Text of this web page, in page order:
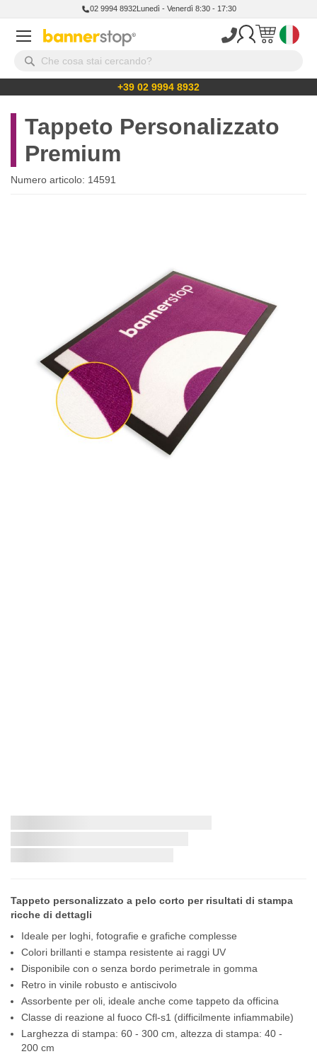
02 9994 8932Lunedì - Venerdì 8:30 - 17:30
+39 02 9994 8932
Tappeto Personalizzato
Premium
Numero articolo: 14591
all'inizio
della
galleria
di
Tappeto personalizzato a pelo corto per risultati di stampa
ricche di dettagli
Ideale per loghi, fotografie e grafiche complesse
Colori brillanti e stampa resistente ai raggi UV
Disponibile con o senza bordo perimetrale in gomma
Retro in vinile robusto e antiscivolo
Assorbente per oli, ideale anche come tappeto da officina
Classe di reazione al fuoco Cfl-s1 (difficilmente infiammabile)
Larghezza di stampa: 60 - 300 cm, altezza di stampa: 40 -
200 cm